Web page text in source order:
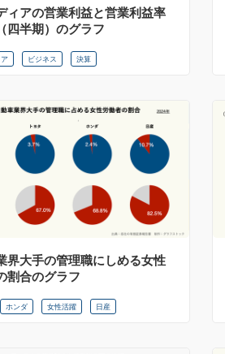
ィアの営業利益と営業利益率
四半期）のグラフ
ビジネス 決算
界大手の管理職にしめる女性
割合のグラフ
ホンダ 女性活躍 日産